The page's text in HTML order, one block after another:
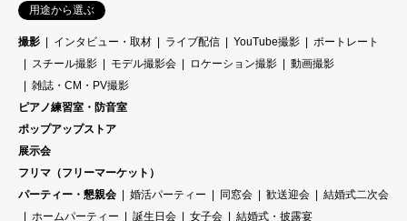
用途から選ぶ
撮影 インタビュー・取材 ライブ配信 YouTube撮影
ポートレート
スチール撮影
モデル撮影会 ロケーション撮影
動画撮影
雑誌・CM・PV撮影
ピアノ練習室・防音室
ポップアップストア
展示会
フリマ（フリーマーケット）
パーティー・懇親会
婚活パーティー 同窓会 歓送迎会
結婚式二次会
ホームパーティー
誕生日会 女子会
結婚式・披露宴